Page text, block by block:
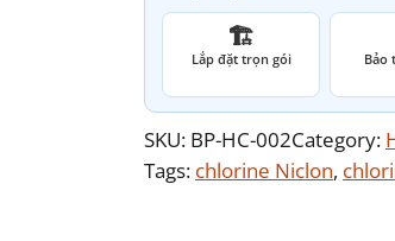
🏗️
Lắp đặt trọn gói Bảo
SKU: BP-HC-002Category:
Tags: chlorine Niclon,